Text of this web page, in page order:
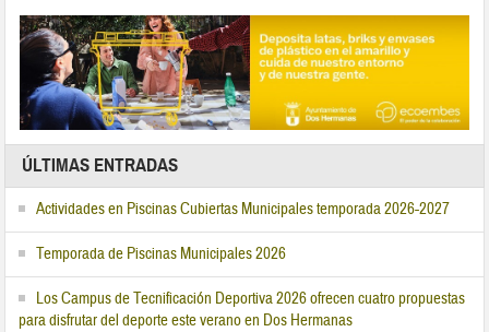
ÚLTIMAS ENTRADAS
Actividades en Piscinas Cubiertas Municipales temporada 2026-2027
Temporada de Piscinas Municipales 2026
Los Campus de Tecnificación Deportiva 2026 ofrecen cuatro propuestas
para disfrutar del deporte este verano en Dos Hermanas